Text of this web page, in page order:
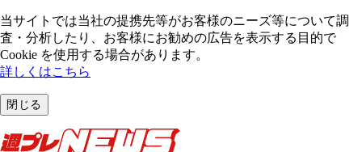
当サイトでは当社の提携先等がお客様のニーズ等について調
査・分析したり、お客様にお勧めの広告を表⽰する⽬的で
Cookie を使⽤する場合があります。
詳しくはこちら
閉じる